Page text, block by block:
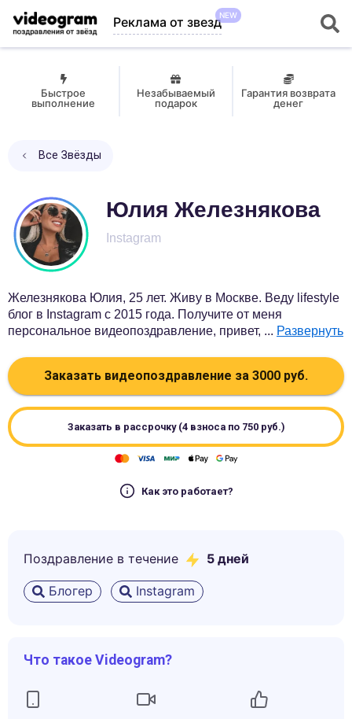
Реклама от звездNEW
Быстрое
выполнение
Незабываемый
подарок
Гарантия возврата
денег
Все Звёзды
Юлия Железнякова
Instagram
Железнякова Юлия, 25 лет. Живу в Москве. Веду lifestyle
блог в Instagram с 2015 года. Получите от меня
персональное видеопоздравление, привет, ... Развернуть
Заказать видеопоздравление за 3000 руб.
Заказать в рассрочку (4 взноса по 750руб.)
Как это работает?
Поздравление в течение 5 дней
Блогер Instagram
Что такое Videogram?